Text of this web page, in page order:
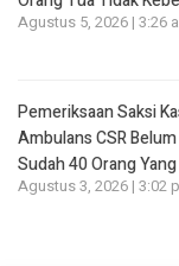
Agustus 5, 2026 | 3:26
Pemeriksaan Saksi
Ambulans CSR
Sudah 40 Orang
Agustus 3, 2026 | 3:02